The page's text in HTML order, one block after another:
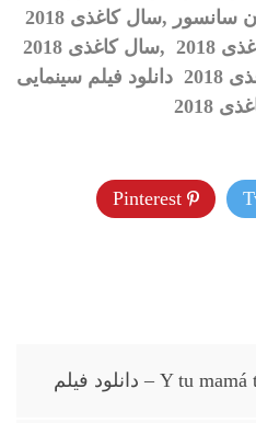
,
دانلود رایگان فیلم ,سال کاغذی 2018 دانلود فیلم سینمایی